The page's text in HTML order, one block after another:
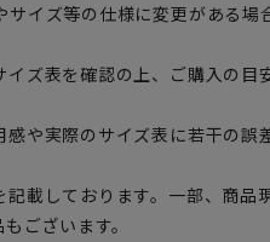
イズ等の仕様に変更がある場
ズ表を確認の上、ご購入の目
や実際のサイズ表に若干の誤
載しております。一部、商品
ございます。